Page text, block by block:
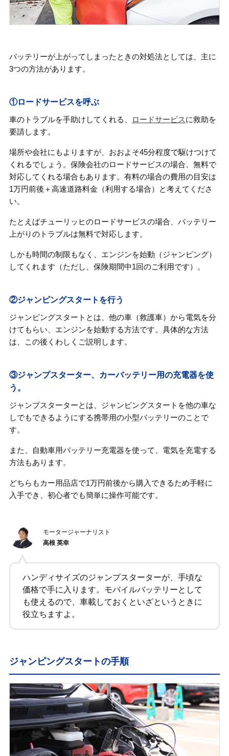
バッテリーが上がってしまったときの対処法としては、主に
3つの方法があります。
①ロードサービスを呼ぶ
車のトラブルを手助けしてくれる、
ロードサービスに救助を
要請します。
場所や会社にもよりますが、おおよそ45分程度で駆けつけて
くれるでしょう。保険会社のロードサービスの場合、無料で
対応してくれる場合もあります。有料の場合の費用の目安は
1万円前後＋高速道路料金（利用する場合）と考えてくださ
い。
たとえばチューリッヒのロードサービスの場合、バッテリー
上がりのトラブルは無料で対応します。
しかも時間の制限もなく、エンジンを始動（ジャンピング）
してくれます（ただし、保険期間中1回のご利用です）。
②ジャンピングスタートを行う
ジャンピングスタートとは、他の車（救護車）から電気を分
けてもらい、エンジンを始動する方法です。具体的な方法
は、この後くわしくご説明します。
③ジャンプスターター、カーバッテリー用の充電器を使
う。
ジャンプスターターとは、ジャンピングスタートを他の車な
しでもできるようにする携帯用の小型バッテリーのことで
す。
また、自動車用バッテリー充電器を使って、電気を充電する
方法もあります。
どちらもカー用品店で1万円前後から購入できるため手軽に
入手でき、初心者でも簡単に操作可能です。
モータージャーナリスト
高根 英幸
ハンディサイズのジャンプスターターが、手頃な
価格で手に入ります。モバイルバッテリーとして
も使えるので、車載しておくといざというときに
役立ちますよ。
ジャンピングスタートの手順